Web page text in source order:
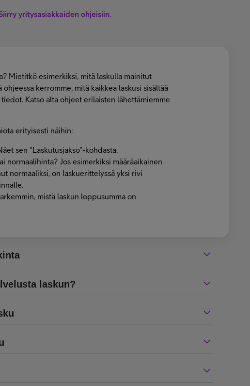
yritysasiakkaiden ohjeisiin.
Mietitkö esimerkiksi, mitä laskulla mainitut
kerromme, mitä kaikkea laskusi sisältää
Katso alta ohjeet erilaisten lähettämiemme
erityisesti näihin:
sen "Laskutusjakso"-kohdasta.
normaalihinta? Jos esimerkiksi määräaikainen
normaaliksi, on laskuerittelyssä yksi rivi
mistä laskun loppusumma on
laskun?